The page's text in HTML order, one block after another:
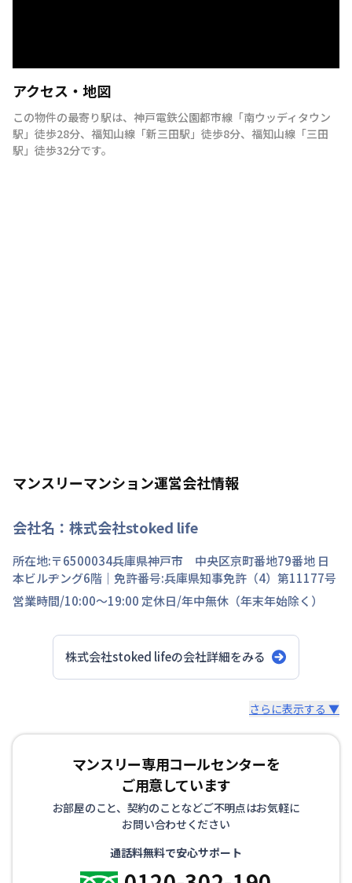
アクセス・地図
この物件の最寄り駅は、 神戸電鉄公園都市線 「南ウッディタウン
駅 」 徒歩28分、 福知山線 「新三田駅 」 徒歩8分、 福知山線 「三田
駅 」 徒歩32分です。
マンスリーマンション運営会社情報
会社名： 株式会社stoked life
所在地:〒6500034兵庫県神戸市 中央区京町番地79番地 日
本ビルヂング6階 ｜免許番号:兵庫県知事免許（4）第11177号
営業時間/10:00～19:00 定休日/年中無休（年末年始除く）
株式会社stoked lifeの会社詳細をみる
【神戸のマンスリーマンション、ウィークリーマンション
に特化】 マンスリーマンション、ウィークリーマンショ
ンといえば株式会社stoked lifeにお任せください！ 7日間
以上の中長期滞在であれば、ご利用が頂けます。当社で
は、家具・家電等の設備！！お客様の用途に応じて快適な
生活を送ること間違いなしです。もちろん、敷金・礼金も
ゼロ。電気・ガス・水道などのライフライン手続きも不
さらに表示する ▼
マンスリー専用コールセンターを
ご用意しています
お部屋のこと、契約のことなどご不明点はお気軽に
お問い合わせください
通話料無料で安心サポート